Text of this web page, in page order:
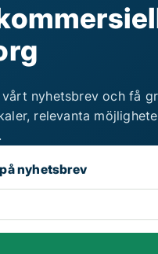
vårt nyhetsbrev och få
relevanta
nyhetsbrev